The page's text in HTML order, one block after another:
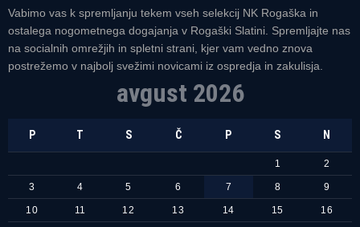
Vabimo vas k spremljanju tekem vseh selekcij NK Rogaška in
ostalega nogometnega dogajanja v Rogaški Slatini. Spremljajte nas
na socialnih omrežjih in spletni strani, kjer vam vedno znova
postrežemo v najbolj svežimi novicami iz ospredja in zakulisja.
avgust 2026
P T S Č P S N
1 2
3 4 5 6 7 8 9
10 11 12 13 14 15 16